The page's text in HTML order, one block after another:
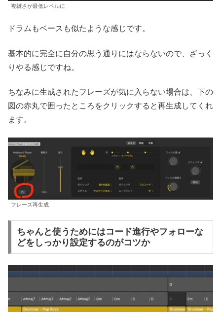
複雑さが最低レベルに
ドラムもベースも似たような感じです。
基本的に完全に自分の思う通りにはならないので、ざっく
りやる感じですね。
ちなみに生成されたフレーズが気に入らない場合は、下の
図の赤丸で囲ったところをクリックすると再生成してくれ
ます。
フレーズ再生成
ちゃんと使うためにはコード進行やフォローな
どをしっかり設定するのがコツか